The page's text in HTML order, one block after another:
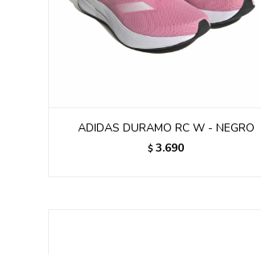
ADIDAS DURAMO RC W - NEGRO
$ 3.690